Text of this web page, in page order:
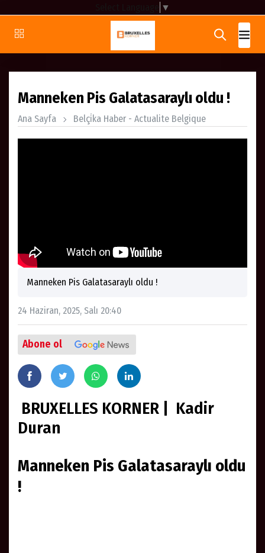
▼
Manneken Pis Galatasaraylı oldu !
Ana Sayfa Belçi̇ka Haber - Actualite Belgique
Manneken Pis Galatasaraylı oldu !
24 Haziran, 2025, Salı 20:40
Abone ol
BRUXELLES KORNER | Kadir
Duran
Manneken Pis Galatasaraylı oldu
!